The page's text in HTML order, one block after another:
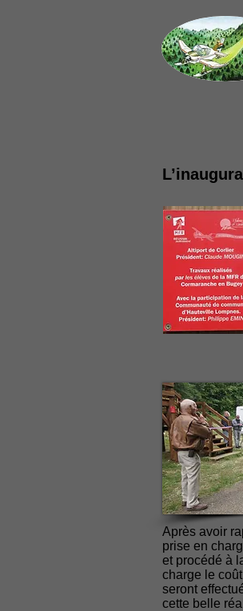
Après avoir
prise en
et procédé à
charge le
seront
cette belle